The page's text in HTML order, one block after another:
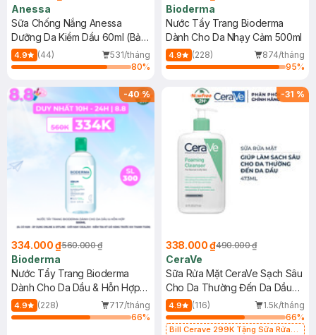
Anessa
Sữa Chống Nắng Anessa
Dưỡng Da Kiềm Dầu 60ml (Bản
Mới)
4.9 (44)
531/tháng
80%
Bioderma
Nước Tẩy Trang Bioderma
Dành Cho Da Nhạy Cảm 500ml
4.9 (228)
874/tháng
95%
-40%
334.000 ₫560.000 ₫
Bioderma
Nước Tẩy Trang Bioderma
Dành Cho Da Dầu & Hỗn Hợp
500ml
4.9 (228)
717/tháng
66%
-31 %
338.000 ₫490.000 ₫
CeraVe
Sữa Rửa Mặt CeraVe Sạch Sâu
Cho Da Thường Đến Da Dầu
473ml
4.9 (116)
1.5k/tháng
66%
Bill Cerave 299K Tặng Sữa Rửa